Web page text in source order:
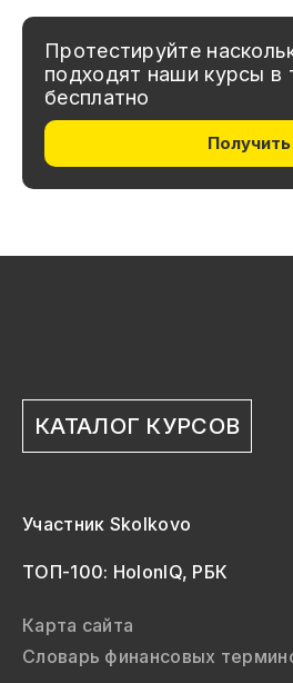
Протестируйте
подходят наши курсы в
бесплатно
Получить
КАТАЛОГ КУРСОВ
Участник Skolkovo
ТОП-100: HolonIQ, РБК
Карта сайта
Словарь финансовых